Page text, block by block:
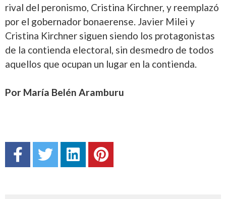
rival del peronismo, Cristina Kirchner, y reemplazó
por el gobernador bonaerense. Javier Milei y
Cristina Kirchner siguen siendo los protagonistas
de la contienda electoral, sin desmedro de todos
aquellos que ocupan un lugar en la contienda.
Por María Belén Aramburu